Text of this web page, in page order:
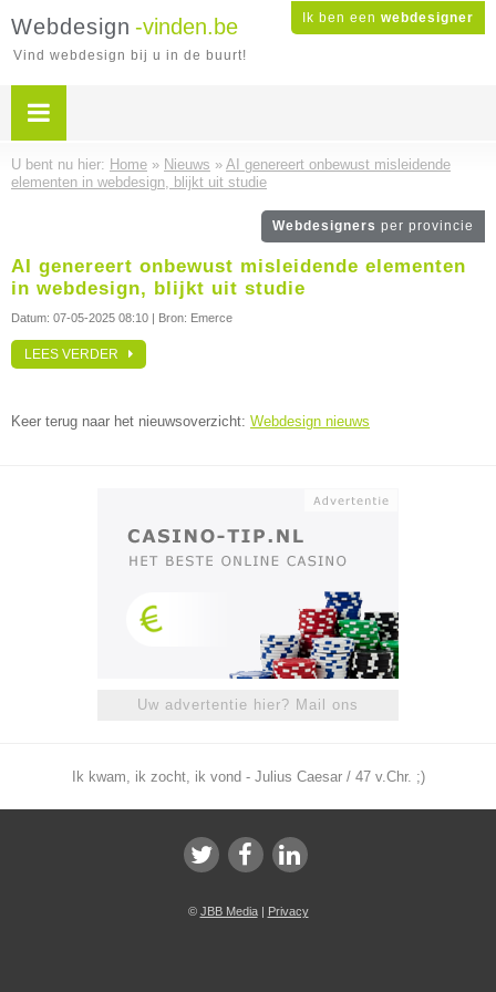
Ik ben een webdesigner
Webdesign -vinden.be
Vind webdesign bij u in de buurt!
U bent nu hier: Home » Nieuws » AI genereert onbewust misleidende
elementen in webdesign, blijkt uit studie
Webdesigners per provincie
AI genereert onbewust misleidende elementen
in webdesign, blijkt uit studie
Datum: 07-05-2025 08:10 | Bron: Emerce
LEES VERDER
Keer terug naar het nieuwsoverzicht: Webdesign nieuws
Uw advertentie hier? Mail ons
Ik kwam, ik zocht, ik vond - Julius Caesar / 47 v.Chr. ;)
© JBB Media| Privacy